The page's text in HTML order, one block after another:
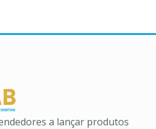
a lançar produtos